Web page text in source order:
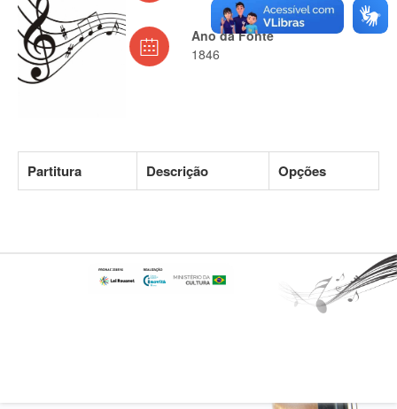
Ano da Fonte
1846
Partitura Descrição Opções